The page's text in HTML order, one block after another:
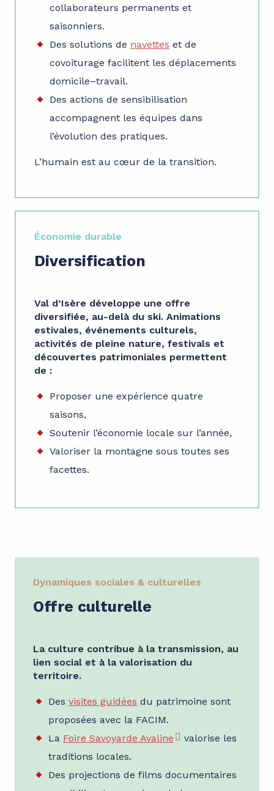
collaborateurs permanents et
saisonniers.
Des solutions de navettes et de
covoiturage facilitent les déplacements
domicile–travail.
Des actions de sensibilisation
accompagnent les équipes dans
l’évolution des pratiques.
L’humain est au cœur de la transition.
Économie durable
Diversification
Val d’Isère développe une offre
diversifiée, au-delà du ski. Animations
estivales, événements culturels,
activités de pleine nature, festivals et
découvertes patrimoniales permettent
de :
Proposer une expérience quatre
saisons,
Soutenir l’économie locale sur l’année,
Valoriser la montagne sous toutes ses
facettes.
Dynamiques sociales & culturelles
Offre culturelle
La culture contribue à la transmission, au
lien social et à la valorisation du
territoire.
Des visites guidées du patrimoine sont
proposées avec la FACIM.
La Foire Savoyarde Avaline
valorise les
traditions locales.
Des projections de films documentaires